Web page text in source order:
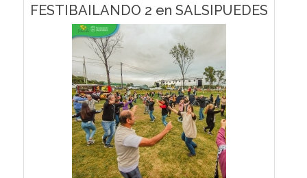
FESTIBAILANDO 2 en SALSIPUEDES